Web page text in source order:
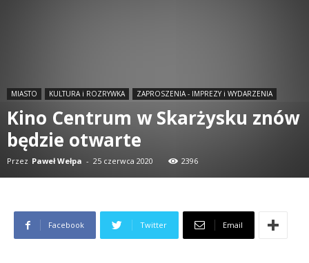
MIASTO KULTURA i ROZRYWKA ZAPROSZENIA - IMPREZY i WYDARZENIA
Kino Centrum w Skarżysku znów
będzie otwarte
Przez Paweł Wełpa - 25 czerwca 2020 2396
Facebook Twitter Email